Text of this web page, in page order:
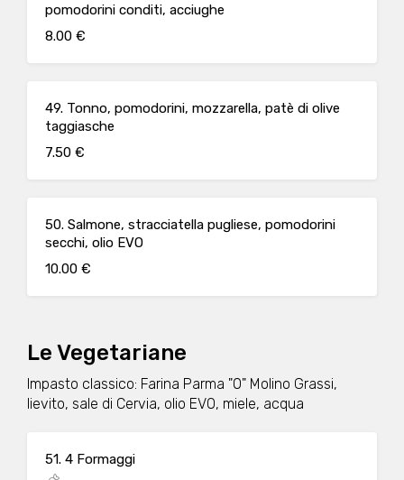
pomodorini conditi, acciughe
8.00 €
49. Tonno, pomodorini, mozzarella, patè di olive
taggiasche
7.50 €
50. Salmone, stracciatella pugliese, pomodorini
secchi, olio EVO
10.00 €
Le Vegetariane
Impasto classico: Farina Parma "0" Molino Grassi,
lievito, sale di Cervia, olio EVO, miele, acqua
51. 4 Formaggi